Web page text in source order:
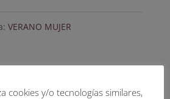
VERANO MUJER
adicional
cookies y/o tecnologías similares,